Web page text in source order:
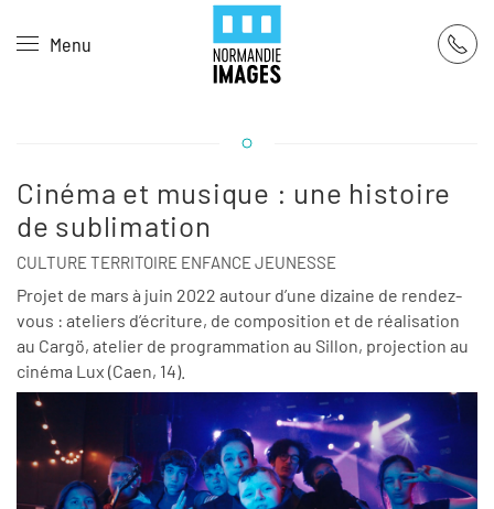
Skip to main content
Menu
Cinéma et musique : une histoire
de sublimation
CULTURE TERRITOIRE ENFANCE JEUNESSE
Projet de mars à juin 2022 autour d’une dizaine de rendez-
vous : ateliers d’écriture, de composition et de réalisation
au Cargö, atelier de programmation au Sillon, projection au
cinéma Lux (Caen, 14).
Panneau de gestion des cookies